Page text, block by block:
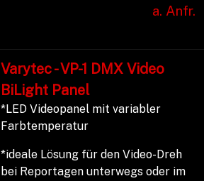
a. Anfr.
Varytec - VP-1 DMX Video
BiLight Panel
*LED Videopanel mit variabler
Farbtemperatur
*ideale Lösung für den Video-Dreh
bei Reportagen unterwegs oder im